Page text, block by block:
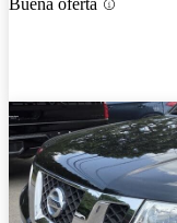
Buena oferta